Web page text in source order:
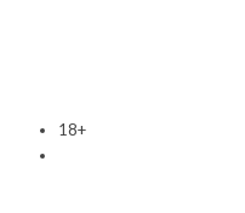
18+